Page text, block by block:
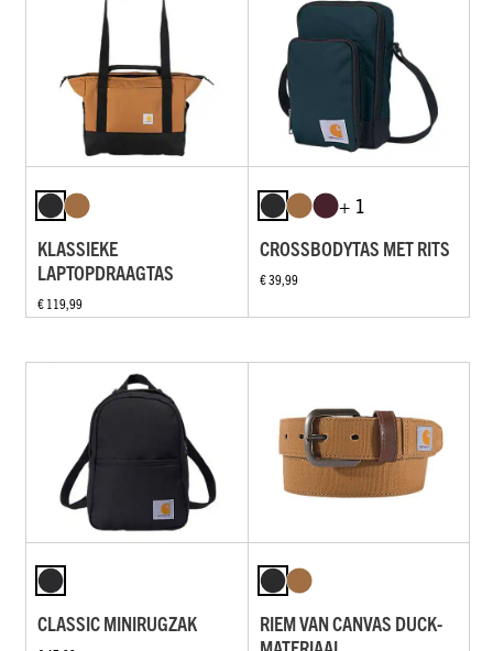
KLASSIEKE
LAPTOPDRAAGTAS
€ 119,99
+ 1
CROSSBODYTAS MET RITS
€ 39,99
CLASSIC MINIRUGZAK
RIEM VAN CANVAS DUCK-